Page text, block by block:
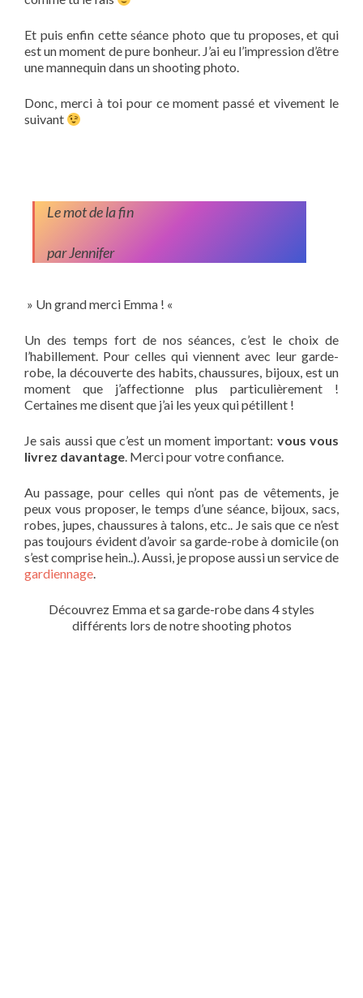
Et puis enfin cette séance photo que tu proposes, et qui
est un moment de pure bonheur. J’ai eu l’impression d’être
une mannequin dans un shooting photo.
Donc, merci à toi pour ce moment passé et vivement le
suivant
Le mot de la fin
par Jennifer
» Un grand merci Emma ! «
Un des temps fort de nos séances, c’est le choix de
l’habillement. Pour celles qui viennent avec leur garde-
robe, la découverte des habits, chaussures, bijoux, est un
moment que j’affectionne plus particulièrement !
Certaines me disent que j’ai les yeux qui pétillent !
Je sais aussi que c’est un moment important: vous vous
livrez davantage. Merci pour votre confiance.
Au passage, pour celles qui n’ont pas de vêtements, je
peux vous proposer, le temps d’une séance, bijoux, sacs,
robes, jupes, chaussures à talons, etc.. Je sais que ce n’est
pas toujours évident d’avoir sa garde-robe à domicile (on
s’est comprise hein..). Aussi, je propose aussi un service de
gardiennage.
Découvrez Emma et sa garde-robe dans 4 styles
différents lors de notre shooting photos